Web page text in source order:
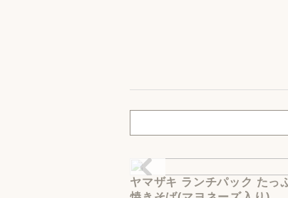
ヤマザキ ランチパック たっ